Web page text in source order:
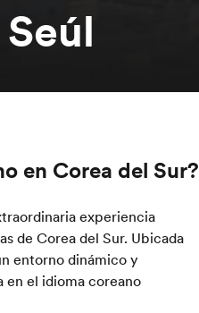
en Corea del Sur?
experiencia
de Corea del Sur. Ubicada
entorno dinámico y
en el idioma coreano